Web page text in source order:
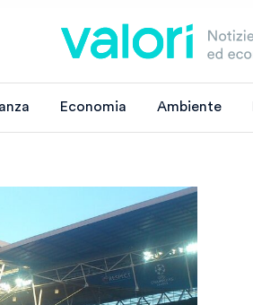
Economia Ambiente